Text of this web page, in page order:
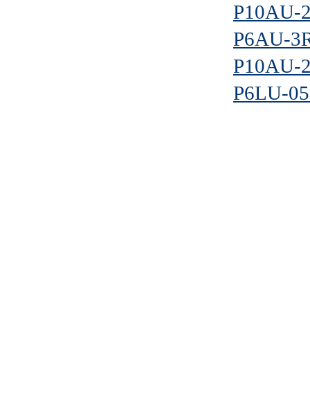
P10AU-
P6AU-
P10AU-
P6LU-